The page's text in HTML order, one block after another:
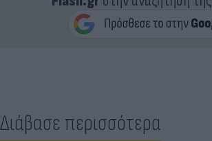
Διάβασε περισσότερα